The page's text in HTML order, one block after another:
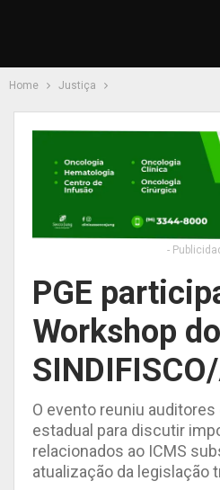
Home Justiça
-
PGE
Workshop do
O evento reuniu
estadual para discutir
relacionados ao ICMS
atualização da legislação